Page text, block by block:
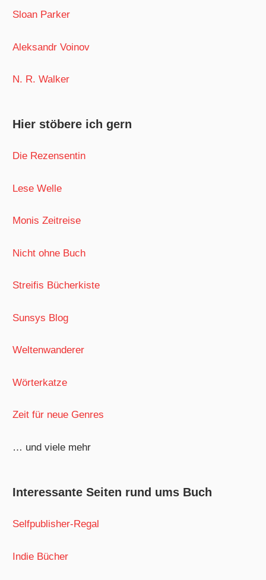
Sloan Parker
Aleksandr Voinov
N. R. Walker
Hier stöbere ich gern
Die Rezensentin
Lese Welle
Monis Zeitreise
Nicht ohne Buch
Streifis Bücherkiste
Sunsys Blog
Weltenwanderer
Wörterkatze
Zeit für neue Genres
… und viele mehr
Interessante Seiten rund ums Buch
Selfpublisher-Regal
Indie Bücher